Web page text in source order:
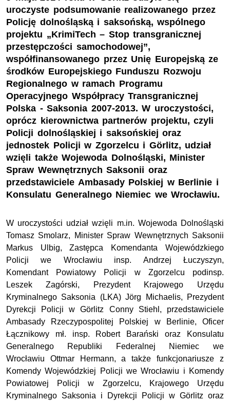
uroczyste podsumowanie realizowanego przez
Policję dolnośląską i saksońską, wspólnego
projektu „KrimiTech – Stop transgranicznej
przestępczości samochodowej”,
współfinansowanego przez Unię Europejską ze
środków Europejskiego Funduszu Rozwoju
Regionalnego w ramach Programu
Operacyjnego Współpracy Transgranicznej
Polska - Saksonia 2007-2013. W uroczystości,
oprócz kierownictwa partnerów projektu, czyli
Policji dolnośląskiej i saksońskiej oraz
jednostek Policji w Zgorzelcu i Görlitz, udział
wzięli także Wojewoda Dolnośląski, Minister
Spraw Wewnętrznych Saksonii oraz
przedstawiciele Ambasady Polskiej w Berlinie i
Konsulatu Generalnego Niemiec we Wrocławiu.
W uroczystości udział wzięli m.in. Wojewoda Dolnośląski
Tomasz Smolarz, Minister Spraw Wewnętrznych Saksonii
Markus Ulbig, Zastępca Komendanta Wojewódzkiego
Policji we Wrocławiu insp. Andrzej Łuczyszyn,
Komendant Powiatowy Policji w Zgorzelcu podinsp.
Leszek Zagórski, Prezydent Krajowego Urzędu
Kryminalnego Saksonia (LKA) Jörg Michaelis, Prezydent
Dyrekcji Policji w Görlitz Conny Stiehl, przedstawiciele
Ambasady Rzeczypospolitej Polskiej w Berlinie, Oficer
Łącznikowy mł. insp. Robert Barański oraz Konsulatu
Generalnego Republiki Federalnej Niemiec we
Wrocławiu Ottmar Hermann, a także funkcjonariusze z
Komendy Wojewódzkiej Policji we Wrocławiu i Komendy
Powiatowej Policji w Zgorzelcu, Krajowego Urzędu
Kryminalnego Saksonia i Dyrekcji Policji w Görlitz oraz